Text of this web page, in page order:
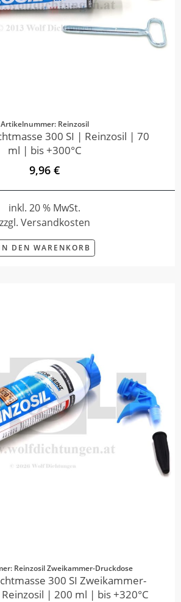
Artikelnummer: Reinzosil
300 SI | Reinzosil | 70
ml | bis +300°C
9,96 €
inkl. 20 % MwSt.
zzgl. Versandkosten
DEN WARENKORB
Reinzosil Zweikammer-Druckdose
300 SI Zweikammer-
| 200 ml | bis +320°C